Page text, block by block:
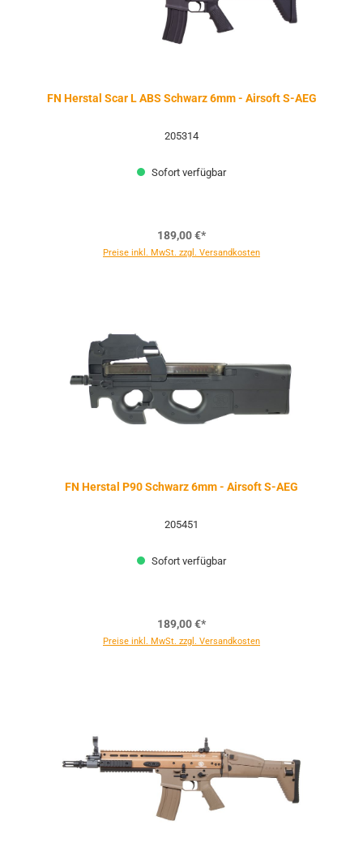
FN Herstal Scar L ABS Schwarz 6mm - Airsoft S-AEG
205314
Sofort verfügbar
189,00 €*
Preise inkl. MwSt. zzgl. Versandkosten
FN Herstal P90 Schwarz 6mm - Airsoft S-AEG
205451
Sofort verfügbar
189,00 €*
Preise inkl. MwSt. zzgl. Versandkosten